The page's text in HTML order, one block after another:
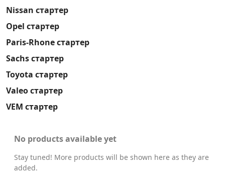
Nissan стартер
Opel стартер
Paris-Rhone стартер
Sachs стартер
Toyota стартер
Valeo стартер
VEM стартер
No products available yet
Stay tuned! More products will be shown here as they are
added.